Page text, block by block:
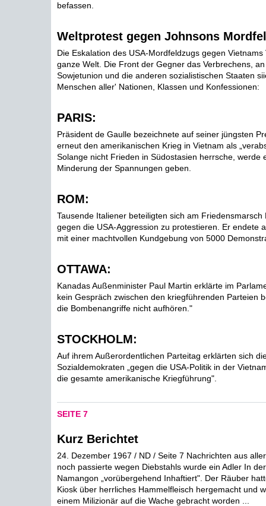
befassen.
Weltprotest gegen Johnsons
Die Eskalation des USA-Mordfeldzugs gegen Vietnams
ganze Welt. Die Front der Gegner das Verbrechens,
Sowjetunion und die anderen sozialistischen Staaten
Menschen aller' Nationen, Klassen und Konfessionen:
PARIS:
Präsident de Gaulle bezeichnete auf seiner jüngsten
erneut den amerikanischen Krieg in Vietnam als
Solange nicht Frieden in Südostasien herrsche, werde
Minderung der Spannungen geben.
ROM:
Tausende Italiener beteiligten sich am
gegen die USA-Aggression zu protestieren. Er endete
mit einer machtvollen Kundgebung von 5000
OTTAWA:
Kanadas Außenminister Paul Martin erklärte im
kein Gespräch zwischen den kriegführenden Parteien
die Bombenangriffe nicht aufhören."
STOCKHOLM:
Auf ihrem Außerordentlichen Parteitag erklärten sich
Sozialdemokraten „gegen die USA-Politik in der
die gesamte amerikanische Kriegführung".
SEITE 7
Kurz Berichtet
24. Dezember 1967 / ND / Seite 7 Nachrichten aus
noch passierte wegen Diebstahls wurde ein Adler In
Namangon „vorübergehend Inhaftiert". Der Räuber
Kiosk über herrliches Hammelfleisch hergemacht und
einem Milizionär auf die Wache gebracht worden ...